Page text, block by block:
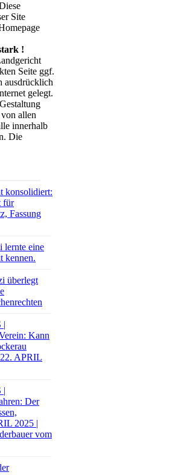
Site
!
Seite ggf.
ausdrücklich
gelegt.
allen
innerhalb
Die
konsolidiert:
für
Fassung
lernte eine
kennen.
überlegt
|
Kann
APRIL
|
Der
2025 |
vom